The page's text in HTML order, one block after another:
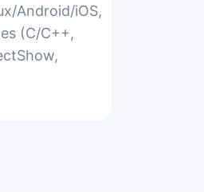
Android/iOS,
(C/C++,